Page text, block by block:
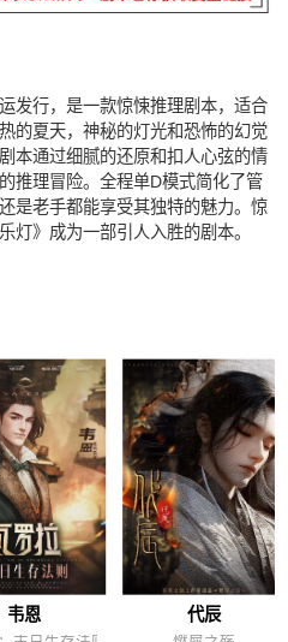
发行，是一款惊悚推理剧本，适合
的夏天，神秘的灯光和恐怖的幻觉
本通过细腻的还原和扣人心弦的情
推理冒险。全程单D模式简化了管
是老手都能享受其独特的魅力。惊
灯》成为一部引人入胜的剧本。
韦恩 代辰